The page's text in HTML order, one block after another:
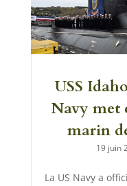
USS
Navy met
marin
19 juin
La US Navy a